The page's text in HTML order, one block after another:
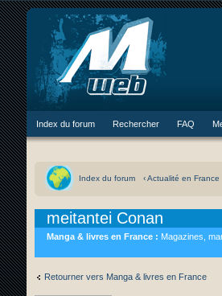
Index du forum Rechercher FAQ
Index du forum ‹ Actualité en France
meitantei Conan
Manga & livres en France : Magazines,
Retourner vers Manga & livres en France